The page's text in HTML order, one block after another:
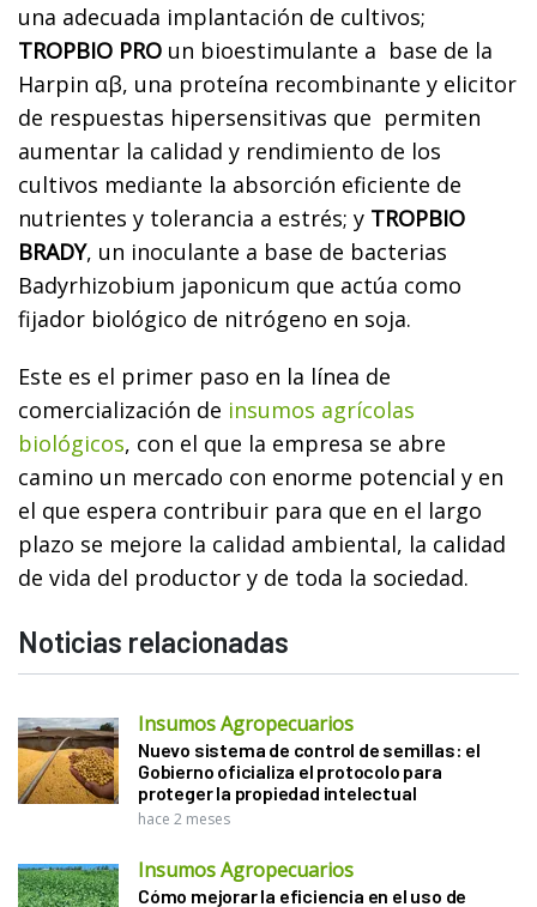
una adecuada implantación de cultivos;
TROPBIO PRO un bioestimulante a base de la
Harpin αβ, una proteína recombinante y elicitor
de respuestas hipersensitivas que permiten
aumentar la calidad y rendimiento de los
cultivos mediante la absorción eficiente de
nutrientes y tolerancia a estrés; y TROPBIO
BRADY, un inoculante a base de bacterias
Badyrhizobium japonicum que actúa como
fijador biológico de nitrógeno en soja.
Este es el primer paso en la línea de
comercialización de insumos agrícolas
biológicos, con el que la empresa se abre
camino un mercado con enorme potencial y en
el que espera contribuir para que en el largo
plazo se mejore la calidad ambiental, la calidad
de vida del productor y de toda la sociedad.
Noticias relacionadas
Insumos Agropecuarios
Nuevo sistema de control de semillas: el
Gobierno oficializa el protocolo para
proteger la propiedad intelectual
hace 2 meses
Insumos Agropecuarios
Cómo mejorar la eficiencia en el uso de